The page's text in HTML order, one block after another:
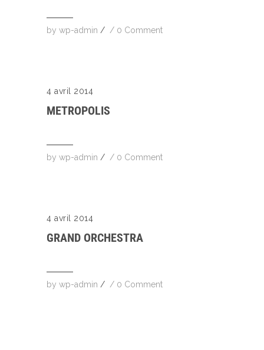
by wp-admin / / 0 Comment
4 avril 2014
METROPOLIS
by wp-admin / / 0 Comment
4 avril 2014
GRAND ORCHESTRA
by wp-admin / / 0 Comment